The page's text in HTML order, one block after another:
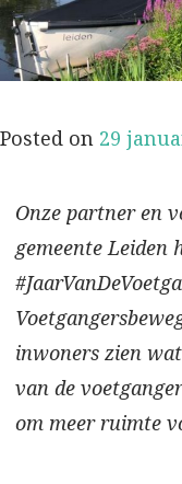
Posted on 29
Onze partner en
gemeente Leiden
inwoners zien
van de
om meer ruimte